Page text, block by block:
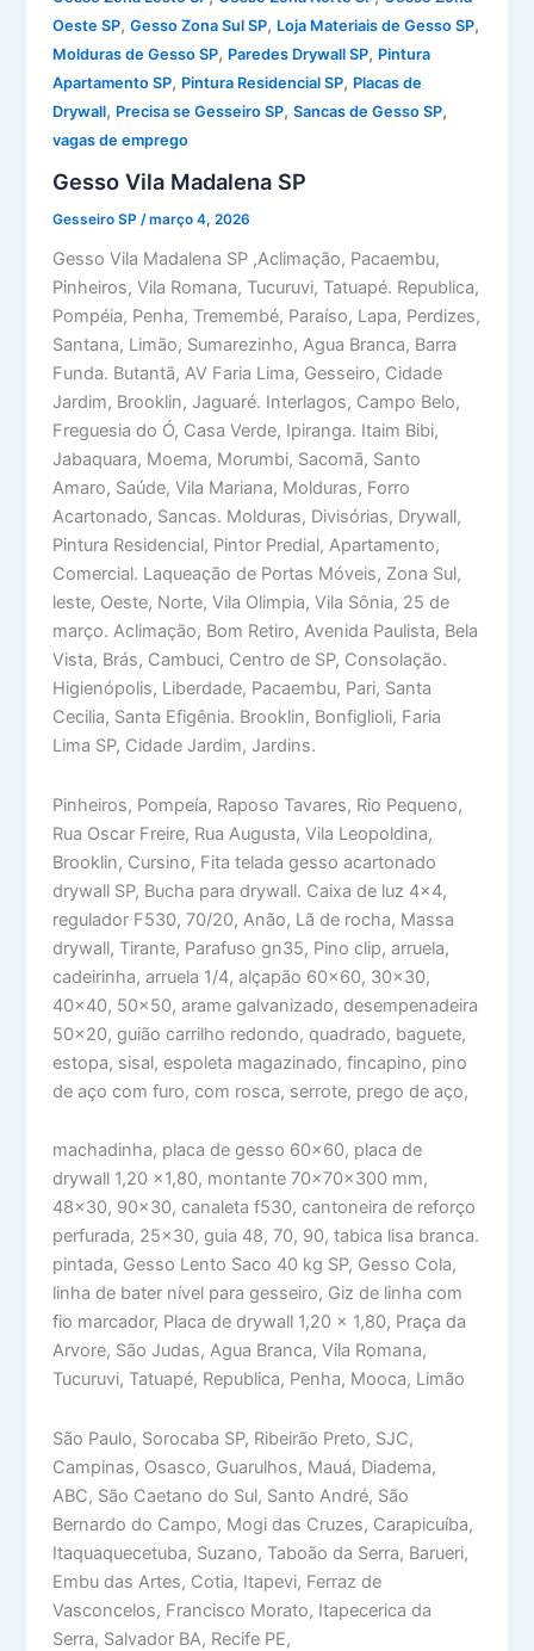
Oeste SP,Gesso Zona Sul SP, Loja Materiais de Gesso SP,
Molduras de Gesso SP, Paredes Drywall SP, Pintura
Apartamento SP, Pintura Residencial SP, Placas de
Drywall, Precisa se Gesseiro SP,Sancas de Gesso SP,
vagas de emprego
Gesso Vila Madalena SP
Gesseiro SP/março 4, 2026
Gesso Vila Madalena SP ,Aclimação, Pacaembu,
Pinheiros, Vila Romana, Tucuruvi, Tatuapé. Republica,
Pompéia, Penha, Tremembé, Paraíso, Lapa, Perdizes,
Santana, Limão, Sumarezinho, Agua Branca, Barra
Funda. Butantã, AV Faria Lima, Gesseiro, Cidade
Jardim, Brooklin, Jaguaré. Interlagos, Campo Belo,
Freguesia do Ó, Casa Verde, Ipiranga. Itaim Bibi,
Jabaquara, Moema, Morumbi, Sacomã, Santo
Amaro, Saúde, Vila Mariana, Molduras, Forro
Acartonado, Sancas. Molduras, Divisórias, Drywall,
Pintura Residencial, Pintor Predial, Apartamento,
Comercial. Laqueação de Portas Móveis, Zona Sul,
leste, Oeste, Norte, Vila Olimpia, Vila Sônia, 25 de
março. Aclimação, Bom Retiro, Avenida Paulista, Bela
Vista, Brás, Cambuci, Centro de SP, Consolação.
Higienópolis, Liberdade, Pacaembu, Pari, Santa
Cecilia, Santa Efigênia. Brooklin, Bonfiglioli, Faria
Lima SP, Cidade Jardim, Jardins.
Pinheiros, Pompeía, Raposo Tavares, Rio Pequeno,
Rua Oscar Freire, Rua Augusta, Vila Leopoldina,
Brooklin, Cursino, Fita telada gesso acartonado
drywall SP, Bucha para drywall. Caixa de luz 4×4,
regulador F530, 70/20, Anão, Lã de rocha, Massa
drywall, Tirante, Parafuso gn35, Pino clip, arruela,
cadeirinha, arruela 1/4, alçapão 60×60, 30×30,
40×40, 50×50, arame galvanizado, desempenadeira
50×20, guião carrilho redondo, quadrado, baguete,
estopa, sisal, espoleta magazinado, fincapino, pino
de aço com furo, com rosca, serrote, prego de aço,
machadinha, placa de gesso 60×60, placa de
drywall 1,20 x1,80, montante 70x70x300 mm,
48×30, 90×30, canaleta f530, cantoneira de reforço
perfurada, 25×30, guia 48, 70, 90, tabica lisa branca.
pintada, Gesso Lento Saco 40 kg SP, Gesso Cola,
linha de bater nível para gesseiro, Giz de linha com
fio marcador, Placa de drywall 1,20 x 1,80, Praça da
Arvore, São Judas, Agua Branca, Vila Romana,
Tucuruvi, Tatuapé, Republica, Penha, Mooca, Limão
São Paulo, Sorocaba SP, Ribeirão Preto, SJC,
Campinas, Osasco, Guarulhos, Mauá, Diadema,
ABC, São Caetano do Sul, Santo André, São
Bernardo do Campo, Mogi das Cruzes, Carapicuíba,
Itaquaquecetuba, Suzano, Taboão da Serra, Barueri,
Embu das Artes, Cotia, Itapevi, Ferraz de
Vasconcelos, Francisco Morato, Itapecerica da
Serra, Salvador BA, Recife PE,